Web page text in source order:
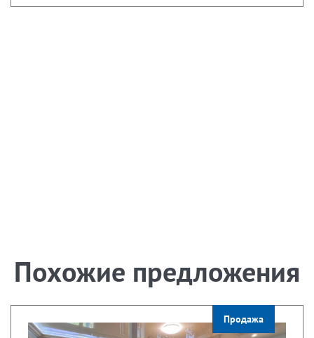
Похожие предложения
Продажа